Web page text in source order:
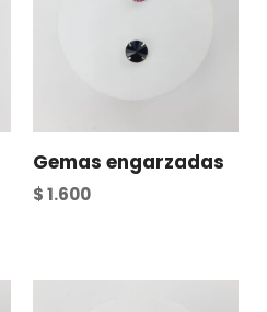
Gemas engarzadas
$1.600